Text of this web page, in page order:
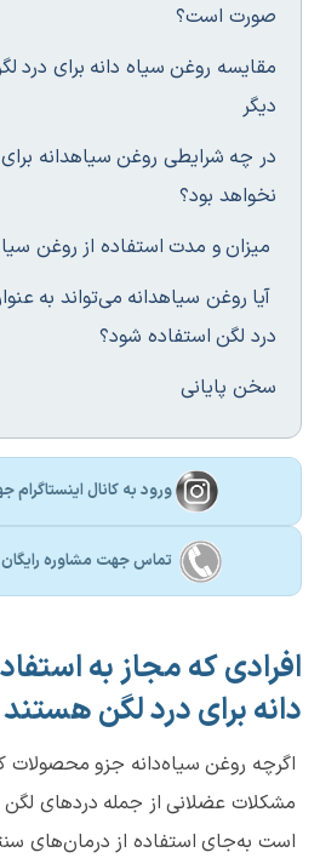
صورت است؟
مقایسه روغن سیاه دانه برای درد
دیگر
در چه شرایطی روغن سیاهدانه
نخواهد بود؟
میزان و مدت استفاده از روغن
آیا روغن سیاهدانه می‌تواند به
درد لگن استفاده شود؟
سخن پایانی
ورود به کانال اینستاگرام
تماس جهت مشاوره
افرادی که مجاز به
دانه برای درد لگن هستند
اگرچه روغن سیاه‌دانه جزو محصولات
مشکلات عضلانی از جمله دردهای لگن
است به‌جای استفاده از درمان‌های